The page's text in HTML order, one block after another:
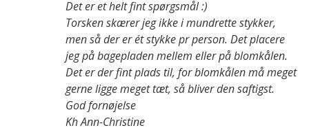
Det er et helt fint spørgsmål :)
Torsken skærer jeg ikke i mundrette stykker,
men så der er ét stykke pr person. Det placere
jeg på bagepladen mellem eller på blomkålen.
Det er der fint plads til, for blomkålen må meget
gerne ligge meget tæt, så bliver den saftigst.
God fornøjelse
Kh Ann-Christine